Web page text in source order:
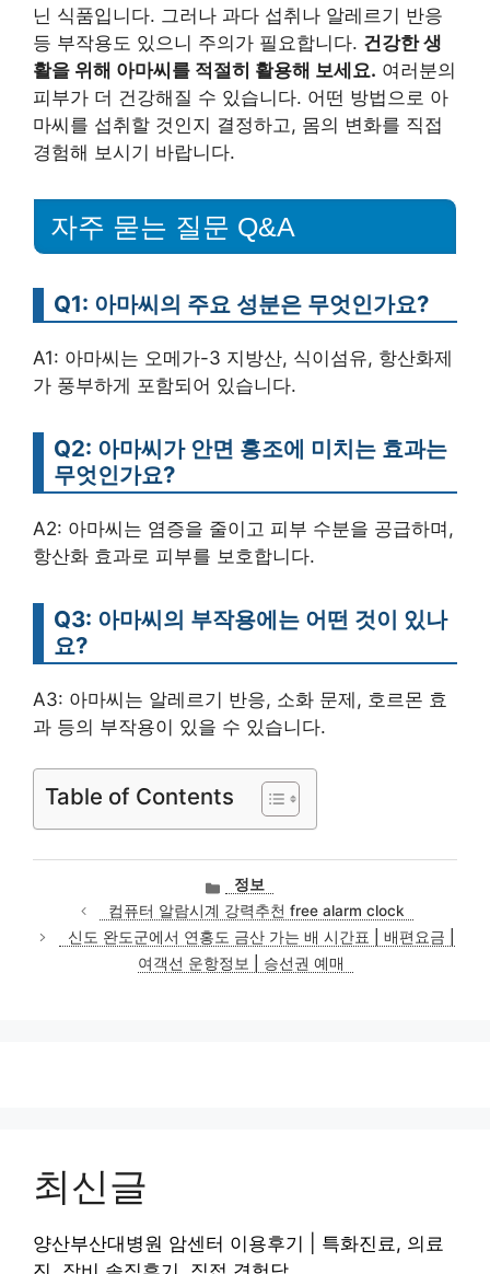
닌 식품입니다. 그러나 과다 섭취나 알레르기 반응
등 부작용도 있으니 주의가 필요합니다. 건강한 생
활을 위해 아마씨를 적절히 활용해 보세요. 여러분의
피부가 더 건강해질 수 있습니다. 어떤 방법으로 아
마씨를 섭취할 것인지 결정하고, 몸의 변화를 직접
경험해 보시기 바랍니다.
자주 묻는 질문 Q&A
Q1: 아마씨의 주요 성분은 무엇인가요?
A1: 아마씨는 오메가-3 지방산, 식이섬유, 항산화제
가 풍부하게 포함되어 있습니다.
Q2: 아마씨가 안면 홍조에 미치는 효과는
무엇인가요?
A2: 아마씨는 염증을 줄이고 피부 수분을 공급하며,
항산화 효과로 피부를 보호합니다.
Q3: 아마씨의 부작용에는 어떤 것이 있나
요?
A3: 아마씨는 알레르기 반응, 소화 문제, 호르몬 효
과 등의 부작용이 있을 수 있습니다.
Table of Contents
카
테
고
리
정보
컴퓨터 알람시계 강력추천 free alarm clock
신도 완도군에서 연홍도 금산 가는 배 시간표 | 배편요금 |
여객선 운항정보 | 승선권 예매
최신글
양산부산대병원 암센터 이용후기 | 특화진료, 의료